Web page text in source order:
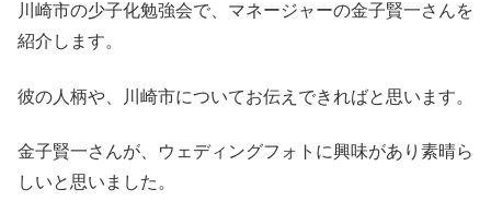
川崎市の少子化勉強会で、マネージャーの金子賢一さんを
紹介します。
彼の人柄や、川崎市についてお伝えできればと思います。
金子賢一さんが、ウェディングフォトに興味があり素晴ら
しいと思いました。